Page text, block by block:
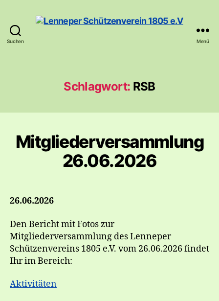
Suchen
e.V
Menü
Schlagwort: RSB
Mitgliederversammlung
26.06.2026
26.06.2026
Den Bericht mit Fotos zur
Mitgliederversammlung des Lenneper
Schützenvereins 1805 e.V. vom 26.06.2026 findet
Ihr im Bereich:
Aktivitäten